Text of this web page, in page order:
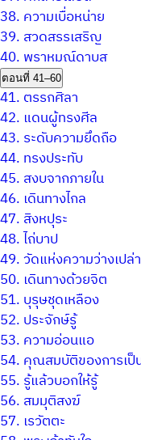
38. ความเบื่อหน่าย
39. สวดสรรเสริญ
40. พราหมณ์ดาบส
ตอนที่ 41–60
41. ตรรกศิลา
42. แดนผู้ทรงศีล
43. ระดับความยึดถือ
44. ทรงประทับ
45. สงบจากภายใน
46. เดินทางไกล
47. สิงหปุระ
48.ไถ่บาป
49.วัดแห่งความว่างเปล่า
50. เดินทางด้วยจิต
51. บุรุษชุดเหลือง
52. ประจักษ์รู้
53. ความอ่อนแอ
54. คุณสมบัติของการเป็
55. รู้แล้วบอกให้รู้
56. สมมุติสงฆ์
57. เรวัตตะ